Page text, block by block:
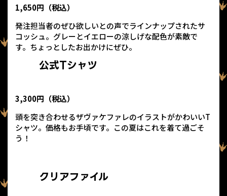
1,650円（税込）
発注担当者のぜひ欲しいとの声でラインナップされたサ
コッシュ。グレーとイエローの涼しげな配色が素敵で
す。ちょっとしたお出かけにぜひ。
公式Tシャツ
3,300円（税込）
頭を突き合わせるザヴァケファレのイラストがかわいいT
シャツ。価格もお手頃です。この夏はこれを着て過ごそ
う！
クリアファイル